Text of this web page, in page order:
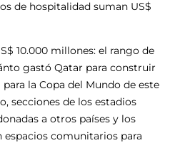
de hospitalidad suman US$
10.000 millones: el rango de
gastó Qatar para construir
la Copa del Mundo de este
secciones de los estadios
a otros países y los
comunitarios para